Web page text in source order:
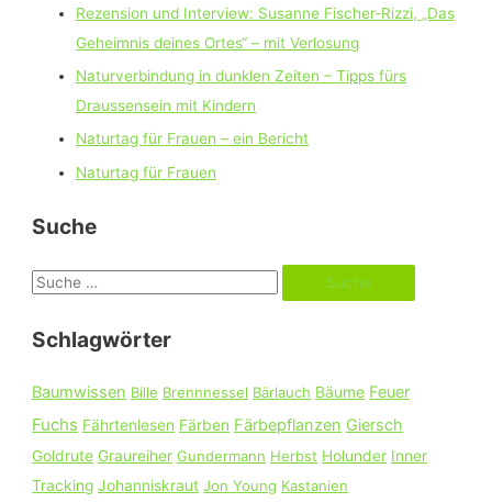
Rezension und Interview: Susanne Fischer-Rizzi, „Das
Geheimnis deines Ortes“ – mit Verlosung
Naturverbindung in dunklen Zeiten – Tipps fürs
Draussensein mit Kindern
Naturtag für Frauen – ein Bericht
Naturtag für Frauen
Suche
S
c
e
n
n
a
Schlagwörter
Baumwissen Bille Brennnessel Bärlauch Bäume Feuer
Fuchs Fährtenlesen Färben Färbepflanzen Giersch
Goldrute Graureiher Gundermann Herbst Holunder Inner
Tracking Johanniskraut Jon Young Kastanien